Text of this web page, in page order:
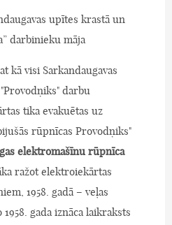
upītes krastā un
darbinieku māja
kā visi Sarkandaugavas
darbu
tika evakuētas uz
rūpnīcas Provodņiks"
elektromašīnu rūpnīca
ražot elektroiekārtas
1958. gadā – veļas
gada iznāca laikraksts